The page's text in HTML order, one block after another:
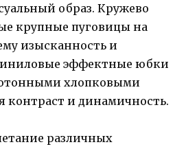
образ. Кружево
крупные пуговицы на
изысканность и
эффектные юбки
хлопковыми
контраст и динамичность.
различных